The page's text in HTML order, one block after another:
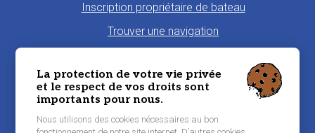
Inscription propriétaire de bateau
Trouver une navigation
La charte Morbi'Embark
Niveau de pratique maritime
Conditions générales d'utilisation
La protection de votre vie privée
et le respect de vos droits sont
importants pour nous.
Nous utilisons des cookies nécessaires au bon